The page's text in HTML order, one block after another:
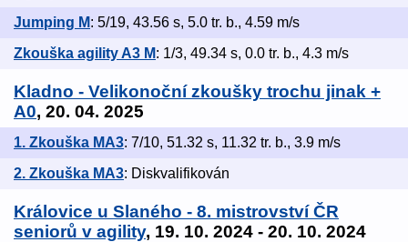
Jumping M: 5/19, 43.56 s, 5.0 tr. b., 4.59 m/s
Zkouška agility A3 M: 1/3, 49.34 s, 0.0 tr. b., 4.3 m/s
Kladno - Velikonoční zkoušky trochu jinak +
A0, 20. 04. 2025
1. Zkouška MA3: 7/10, 51.32 s, 11.32 tr. b., 3.9 m/s
2. Zkouška MA3: Diskvalifikován
Královice u Slaného - 8. mistrovství ČR
seniorů v agility, 19. 10. 2024 - 20. 10. 2024